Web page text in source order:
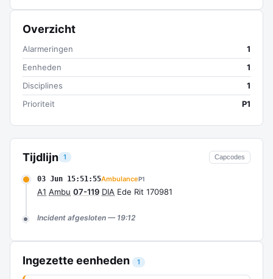
Tijdlijn 1 Capcodes
03 Jun 15:51:55AmbulanceP1
A1 Ambu 07-119 DIA Ede Rit 170981
Incident afgesloten — 19:12
Ingezette eenheden 1
Overzicht
Alarmeringen
1
Eenheden
1
Disciplines
1
Prioriteit
P1